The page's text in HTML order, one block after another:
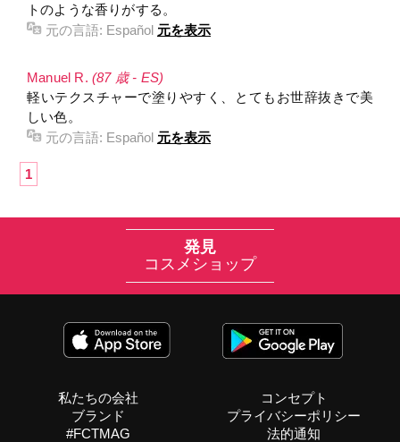
トのような香りがする。
元の言語: Español 元を表示
Manuel R. (87 歳 - ES)
軽いテクスチャーで塗りやすく、とてもお世辞抜きで美
しい色。
元の言語: Español 元を表示
1
発見
コスメショップ
私たちの会社
ブランド
#FCTMAG
コンセプト
プライバシーポリシー
法的通知